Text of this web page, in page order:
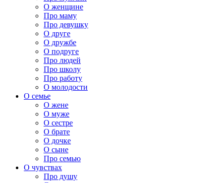
О женщине
Про маму
Про девушку
О друге
О дружбе
О подруге
Про людей
Про школу
Про работу
О молодости
О семье
О жене
О муже
О сестре
О брате
О дочке
О сыне
Про семью
О чувствах
Про душу